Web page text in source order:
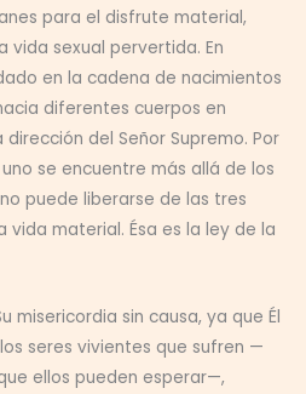
para el disfrute material,
vida sexual pervertida. En
en la cadena de nacimientos
diferentes cuerpos en
del Señor Supremo. Por
se encuentre más allá de los
puede liberarse de las tres
vida material. Ésa es la ley de la
misericordia sin causa, ya que Él
seres vivientes que sufren —
ellos pueden esperar—,